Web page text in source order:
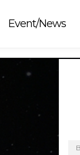
Event/News